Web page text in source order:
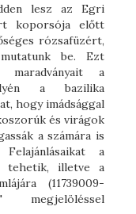
lesz az Egri
koporsója előtt
rózsafüzért,
be. Ezt
a
a bazilika
hogy imádsággal
és virágok
a számára is
a
tehetik, illetve a
(11739009-
megjelöléssel